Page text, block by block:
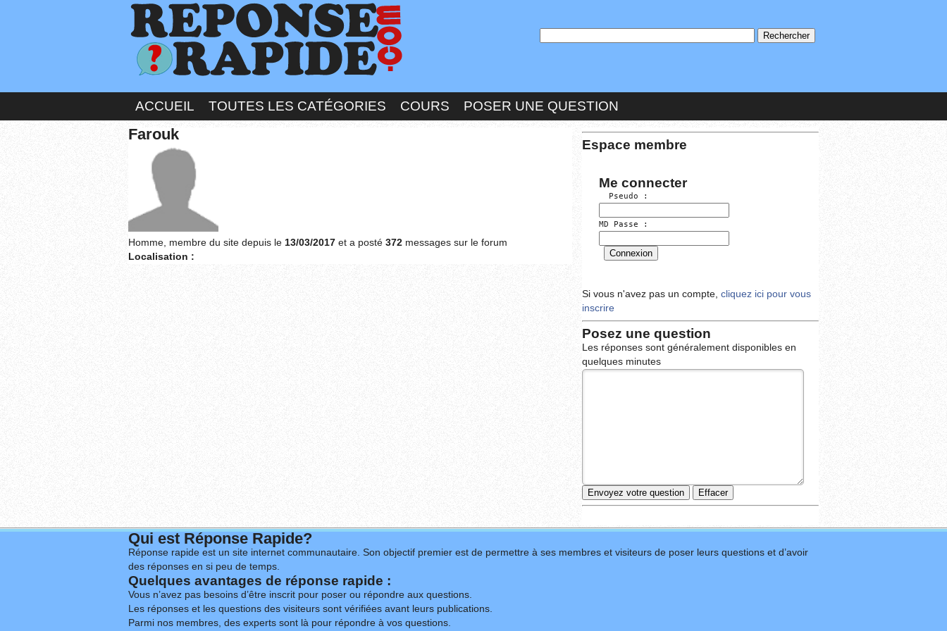
ACCUEIL TOUTES LES CATÉGORIES COURS POSER UNE QUESTION
Farouk
Homme, membre du site depuis le 13/03/2017 et a posté 372 messages sur le forum
Localisation :
Espace membre
Me connecter
  Pseudo :
MD Passe :
Si vous n'avez pas un compte, cliquez ici pour vous
inscrire
Posez une question
Les réponses sont généralement disponibles en
quelques minutes
Qui est Réponse Rapide?
Réponse rapide est un site internet communautaire. Son objectif premier est de permettre à ses membres et visiteurs de poser leurs questions et d’avoir
des réponses en si peu de temps.
Quelques avantages de réponse rapide :
Vous n’avez pas besoins d’être inscrit pour poser ou répondre aux questions.
Les réponses et les questions des visiteurs sont vérifiées avant leurs publications.
Parmi nos membres, des experts sont là pour répondre à vos questions.